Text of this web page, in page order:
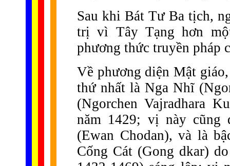
Sau khi Bát Tư Ba tịch,
trị vì Tây Tạng hơn
phương thức truyền pháp
Về phương diện Mật
thứ nhất là Nga Nhĩ
(Ngorchen Vajradhara
năm 1429; vị này cũng
(Ewan Chodan), và là
Cống Cát (Gong dkar)